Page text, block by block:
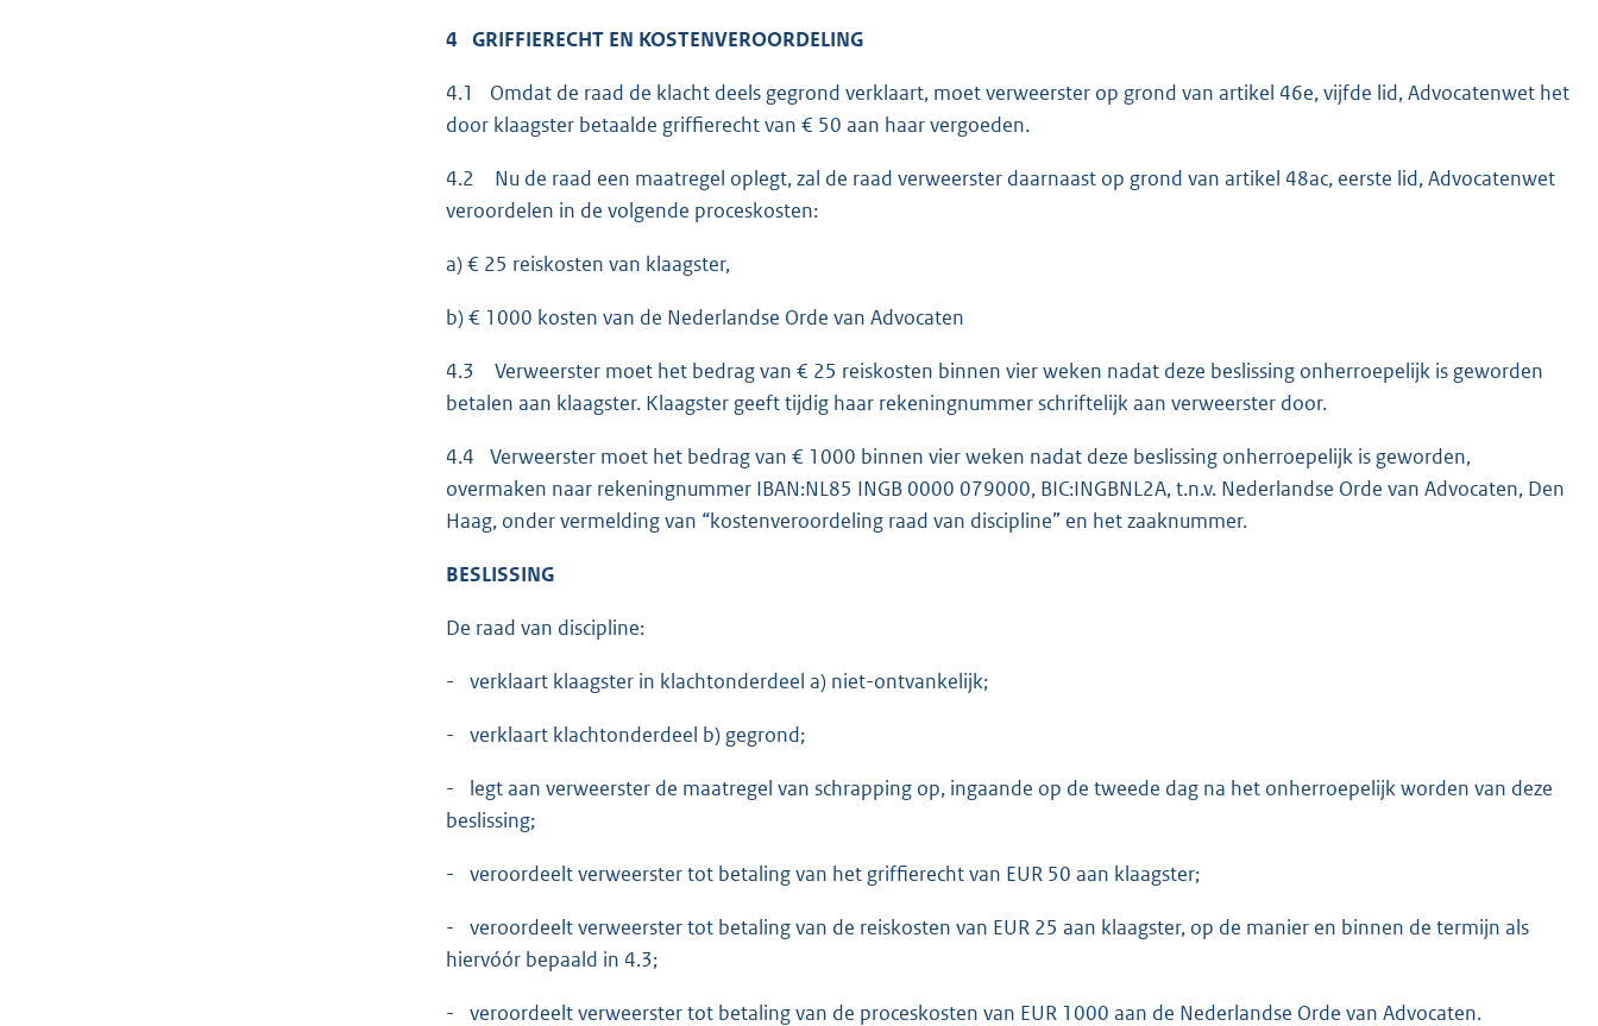
4 GRIFFIERECHT EN KOSTENVEROORDELING
4.1 Omdat de raad de klacht deels gegrond verklaart, moet verweerster op grond van artikel 46e, vijfde lid, Advocatenwet het
door klaagster betaalde griffierecht van € 50 aan haar vergoeden.
4.2 Nu de raad een maatregel oplegt, zal de raad verweerster daarnaast op grond van artikel 48ac, eerste lid, Advocatenwet
veroordelen in de volgende proceskosten:
a) € 25 reiskosten van klaagster,
b) € 1000 kosten van de Nederlandse Orde van Advocaten
4.3 Verweerster moet het bedrag van € 25 reiskosten binnen vier weken nadat deze beslissing onherroepelijk is geworden
betalen aan klaagster. Klaagster geeft tijdig haar rekeningnummer schriftelijk aan verweerster door.
4.4 Verweerster moet het bedrag van € 1000 binnen vier weken nadat deze beslissing onherroepelijk is geworden,
overmaken naar rekeningnummer IBAN:NL85 INGB 0000 079000, BIC:INGBNL2A, t.n.v. Nederlandse Orde van Advocaten, Den
Haag, onder vermelding van “kostenveroordeling raad van discipline” en het zaaknummer.
BESLISSING
De raad van discipline:
- verklaart klaagster in klachtonderdeel a) niet-ontvankelijk;
- verklaart klachtonderdeel b) gegrond;
- legt aan verweerster de maatregel van schrapping op, ingaande op de tweede dag na het onherroepelijk worden van deze
beslissing;
- veroordeelt verweerster tot betaling van het griffierecht van EUR 50 aan klaagster;
- veroordeelt verweerster tot betaling van de reiskosten van EUR 25 aan klaagster, op de manier en binnen de termijn als
hiervóór bepaald in 4.3;
- veroordeelt verweerster tot betaling van de proceskosten van EUR 1000 aan de Nederlandse Orde van Advocaten.